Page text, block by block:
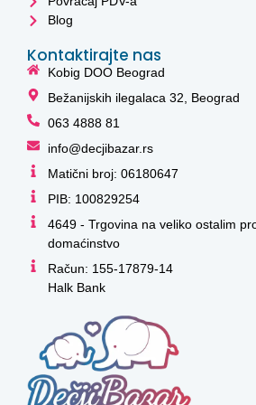
Blog
Kontaktirajte nas
Kobig DOO Beograd
Bežanijskih ilegalaca 32, Beograd
063 4888 81
info@decjibazar.rs
Matični broj: 06180647
PIB: 100829254
4649 - Trgovina na veliko ostalim
domaćinstvo
Račun: 155-17879-14
Halk Bank